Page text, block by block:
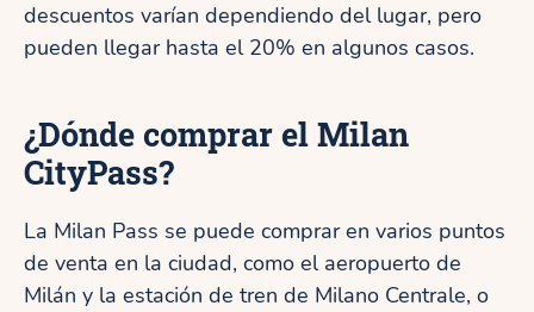
descuentos varían dependiendo del lugar, pero
pueden llegar hasta el 20% en algunos casos.
¿Dónde comprar el Milan
CityPass?
La Milan Pass se puede comprar en varios puntos
de venta en la ciudad, como el aeropuerto de
Milán y la estación de tren de Milano Centrale, o